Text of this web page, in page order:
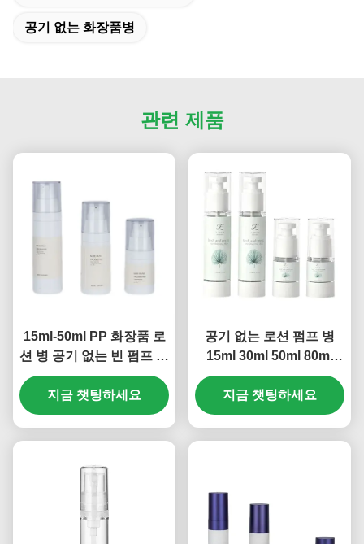
공기 없는 화장품병
관련 제품
15ml-50ml PP 화장품 로
션 병 공기 없는 빈 펌프 병
다중 크기 (MC-243)
지금 챗팅하세요
공기 없는 로션 펌프 병
15ml 30ml 50ml 80ml
100ml 120ml 스크린 프린
팅 (MC-230)
지금 챗팅하세요